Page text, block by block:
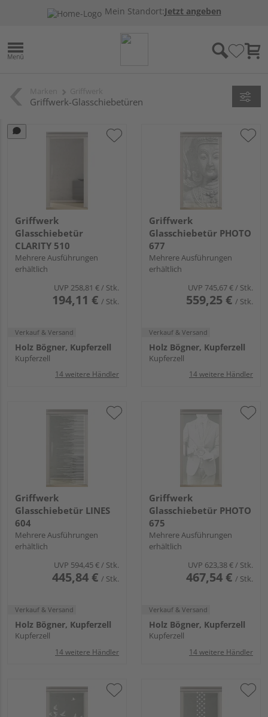
Mein Standort:Jetzt angeben
Griffwerk-Glasschiebetüren
Griffwerk
Glasschiebetür
CLARITY 510
Mehrere Ausführungen
erhältlich
UVP 258,81 €/ Stk.
194,11 € / Stk.
Verkauf & Versand
Holz Bögner, Kupferzell
Kupferzell
14 weitere Händler
Griffwerk
Glasschiebetür PHOTO
677
Mehrere Ausführungen
erhältlich
UVP 745,67 €/ Stk.
559,25 € / Stk.
Verkauf & Versand
Holz Bögner, Kupferzell
Kupferzell
14 weitere Händler
Griffwerk
Glasschiebetür LINES
604
Mehrere Ausführungen
erhältlich
UVP 594,45 €/ Stk.
445,84 € / Stk.
Verkauf & Versand
Holz Bögner, Kupferzell
Kupferzell
14 weitere Händler
Griffwerk
Glasschiebetür PHOTO
675
Mehrere Ausführungen
erhältlich
UVP 623,38 €/ Stk.
467,54 € / Stk.
Verkauf & Versand
Holz Bögner, Kupferzell
Kupferzell
14 weitere Händler